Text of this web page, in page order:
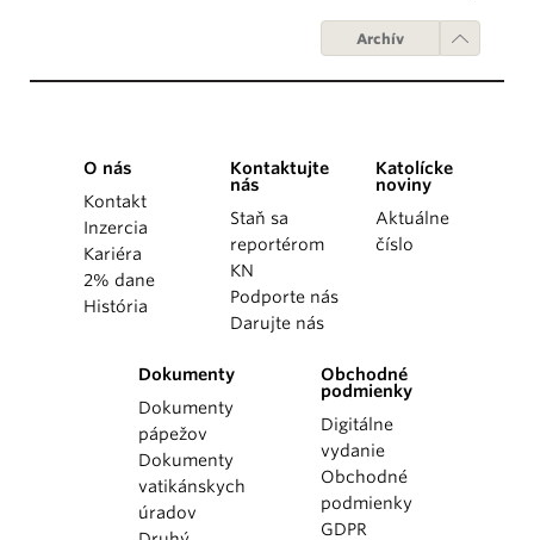
Archív
O nás
Kontakt
Inzercia
Kariéra
2% dane
História
Kontaktujte
nás
Staň sa
reportérom
KN
Podporte nás
Darujte nás
Katolícke
noviny
Aktuálne
číslo
Dokumenty
Dokumenty
pápežov
Dokumenty
vatikánskych
úradov
Obchodné
podmienky
Digitálne
vydanie
Obchodné
podmienky
GDPR